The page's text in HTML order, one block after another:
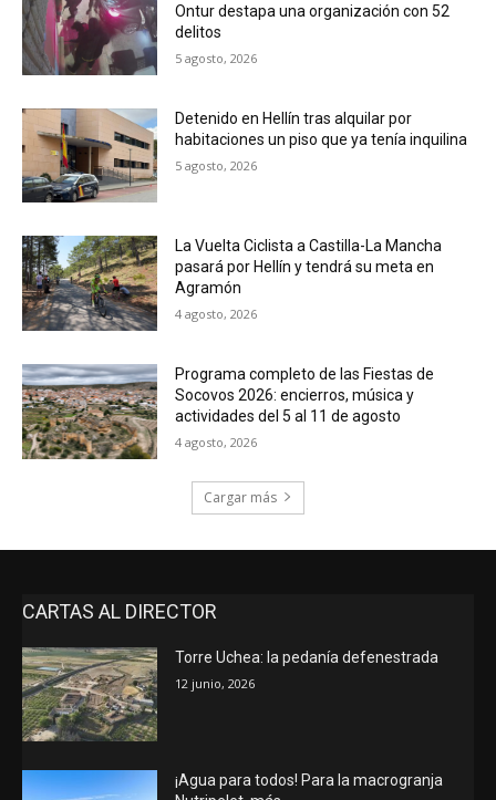
Ontur destapa una organización con 52
delitos
5 agosto, 2026
Detenido en Hellín tras alquilar por
habitaciones un piso que ya tenía inquilina
5 agosto, 2026
La Vuelta Ciclista a Castilla-La Mancha
pasará por Hellín y tendrá su meta en
Agramón
4 agosto, 2026
Programa completo de las Fiestas de
Socovos 2026: encierros, música y
actividades del 5 al 11 de agosto
4 agosto, 2026
Cargar más
CARTAS AL DIRECTOR
Torre Uchea: la pedanía defenestrada
12 junio, 2026
¡Agua para todos! Para la macrogranja